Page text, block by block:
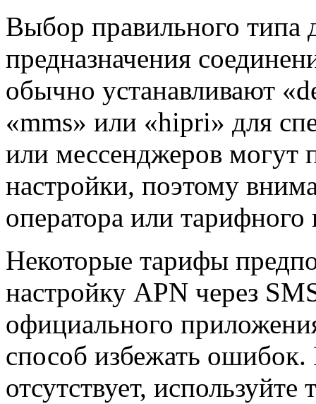
Выбор правильного типа
предназначения
обычно устанавливают
«mms» или «hipri» для
или мессенджеров могут
настройки, поэтому
оператора или тарифного
Некоторые тарифы
настройку APN через
официального
способ избежать ошибок.
отсутствует,